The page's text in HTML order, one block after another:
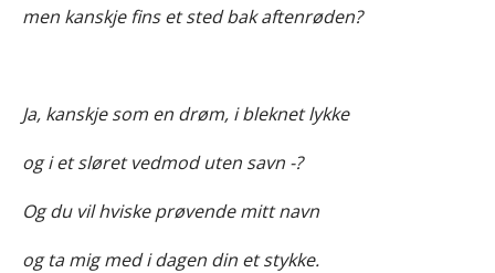
men kanskje fins et sted bak aftenrøden?
Ja, kanskje som en drøm, i bleknet lykke
og i et sløret vedmod uten savn -?
Og du vil hviske prøvende mitt navn
og ta mig med i dagen din et stykke.